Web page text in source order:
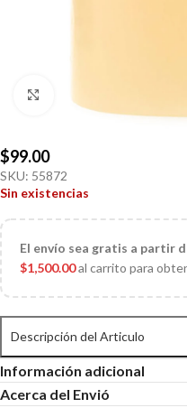
$99.00
SKU: 55872
Sin existencias
El envío sea gratis a partir
$1,500.00al carrito para
Descripción del Articulo
Información adicional
Acerca del Envió